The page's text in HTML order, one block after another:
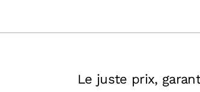
Le juste prix,